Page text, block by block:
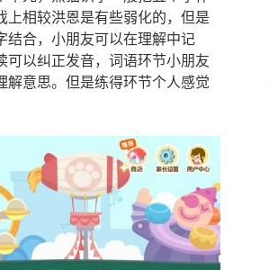
相较洪恩是有些弱化的，但是
结合，小朋友可以在理解中记
以纠正发音，词语环节小朋友
意思。但是练得环节个人感觉